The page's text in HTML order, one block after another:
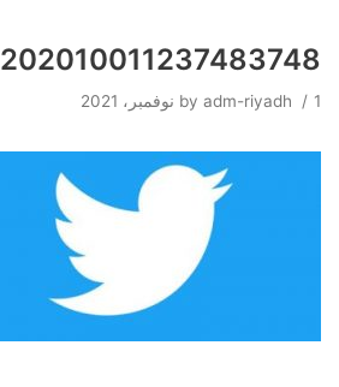
Skip
to
202010011237483748
by adm-riyadh 1 نوفمبر، 2021